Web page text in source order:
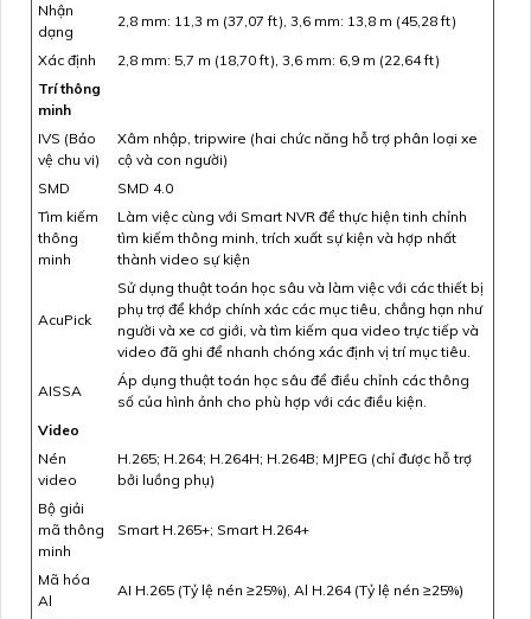
Nhận
dạng
2,8 mm: 11,3 m (37,07 ft), 3,6 mm: 13,8 m (45,28 ft)
Xác định
2,8 mm: 5,7 m (18,70 ft), 3,6 mm: 6,9 m (22,64 ft)
Trí thông
minh
IVS (Bảo
vệ chu vi)
Xâm nhập, tripwire (hai chức năng hỗ trợ phân loại xe
cộ và con người)
SMD
SMD 4.0
Tìm kiếm
thông
minh
Làm việc cùng với Smart NVR để thực hiện tinh chỉnh
tìm kiếm thông minh, trích xuất sự kiện và hợp nhất
thành video sự kiện
AcuPick
Sử dụng thuật toán học sâu và làm việc với các thiết bị
phụ trợ để khớp chính xác các mục tiêu, chẳng hạn như
người và xe cơ giới, và tìm kiếm qua video trực tiếp và
video đã ghi để nhanh chóng xác định vị trí mục tiêu.
AISSA
Áp dụng thuật toán học sâu để điều chỉnh các thông
số của hình ảnh cho phù hợp với các điều kiện.
Video
Nén
video
H.265; H.264; H.264H; H.264B; MJPEG (chỉ được hỗ trợ
bởi luồng phụ)
Bộ giải
mã thông
minh
Smart H.265+; Smart H.264+
Mã hóa
Al
AI H.265 (Tỷ lệ nén ≥25%), Al H.264 (Tỷ lệ nén ≥25%)